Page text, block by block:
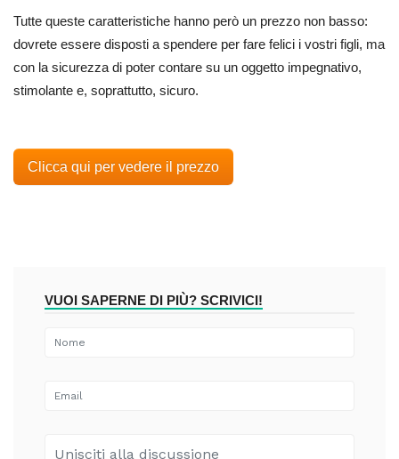
Tutte queste caratteristiche hanno però un prezzo non basso:
dovrete essere disposti a spendere per fare felici i vostri figli, ma
con la sicurezza di poter contare su un oggetto impegnativo,
stimolante e, soprattutto, sicuro.
Clicca qui per vedere il prezzo
VUOI SAPERNE DI PIÙ? SCRIVICI!